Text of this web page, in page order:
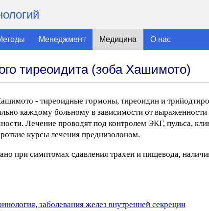
Менеджмент Медицина О нас
тиреоидита (зоба Хашимото)
- тиреоидные гормоны, тиреоидин и
каждому больному в зависимости от выраженности
Лечение проводят под контролем ЭКГ, пульса,
курсы лечения преднизолоном.
при симптомах сдавления трахеи и пищевода,
заболевания желез внутренней секреции